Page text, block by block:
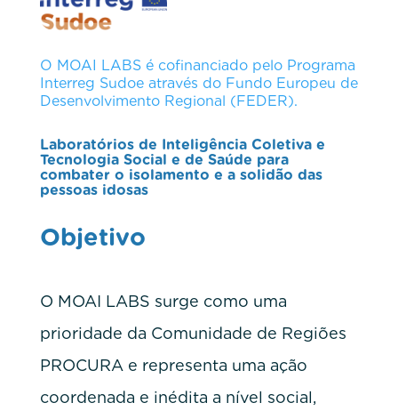
O MOAI LABS é cofinanciado pelo Programa
Interreg Sudoe através do Fundo Europeu de
Desenvolvimento Regional (FEDER).
Laboratórios de Inteligência Coletiva e
Tecnologia Social e de Saúde para
combater o isolamento e a solidão das
pessoas idosas
Objetivo
O MOAI LABS surge como uma
prioridade da Comunidade de Regiões
PROCURA e representa uma ação
coordenada e inédita a nível social,